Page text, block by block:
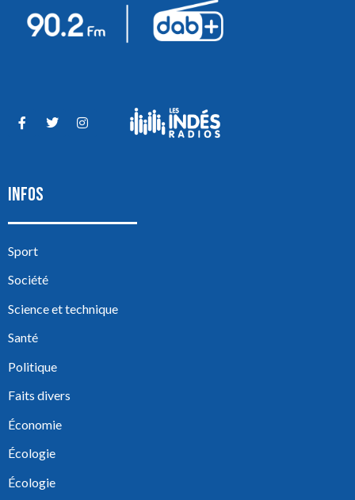
INFOS
Sport
Société
Science et technique
Santé
Politique
Faits divers
Économie
Écologie
Écologie